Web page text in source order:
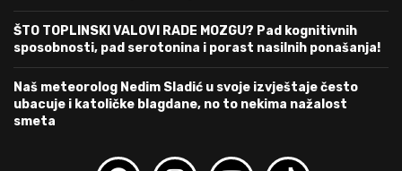
ŠTO TOPLINSKI VALOVI RADE MOZGU? Pad kognitivnih
sposobnosti, pad serotonina i porast nasilnih ponašanja!
Naš meteorolog Nedim Sladić u svoje izvještaje često
ubacuje i katoličke blagdane, no to nekima nažalost
smeta